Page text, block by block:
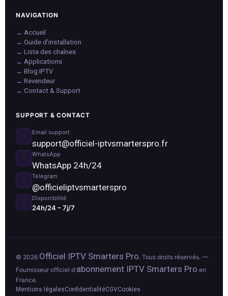
NAVIGATION
→ Accueil
→ Guide d'installation
→ Liste des chaînes
→ Applications
→ Blog IPTV
→ Revendeur
→ Contact & Support
SUPPORT & CONTACT
Email support
support@officiel-iptvsmarterspro.fr
WhatsApp
WhatsApp 24h/24
Telegram
@officieliptvsmarterspro
Disponibilité
24h/24 – 7j/7
© 2026 Officiel IPTV Smarters Pro. Tous droits réservés. —
Fournisseur officiel d'abonnement IPTV Smarters Pro en
France.
Mentions légalesConfidentialitéCGVCookies